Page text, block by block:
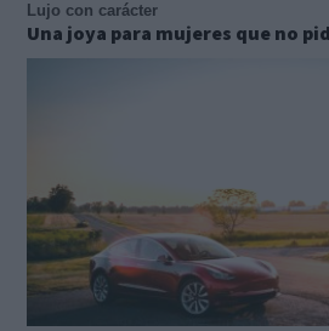
Lujo con carácter
Una joya para mujeres que no